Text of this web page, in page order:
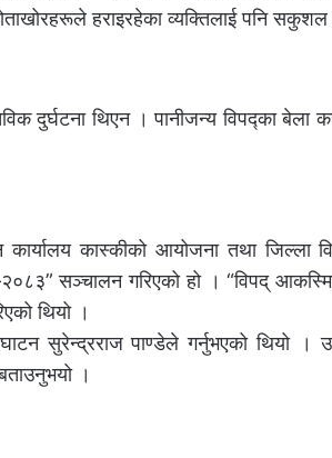
हराइरहेका व्यक्तिलाई पनि
दुर्घटना थिएन । पानीजन्य विपद्का बेला
कास्कीको आयोजना तथा जिल्ला
सञ्चालन गरिएको हो । “विपद्
थियो ।
सुरेन्द्रराज पाण्डेले गर्नुभएको थियो ।
।